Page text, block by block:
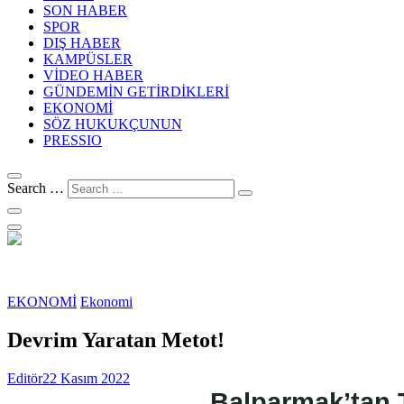
SON HABER
SPOR
DIŞ HABER
KAMPÜSLER
VİDEO HABER
GÜNDEMİN GETİRDİKLERİ
EKONOMİ
SÖZ HUKUKÇUNUN
PRESSIO
Search …
EKONOMİ Ekonomi
Devrim Yaratan Metot!
Editör22 Kasım 2022